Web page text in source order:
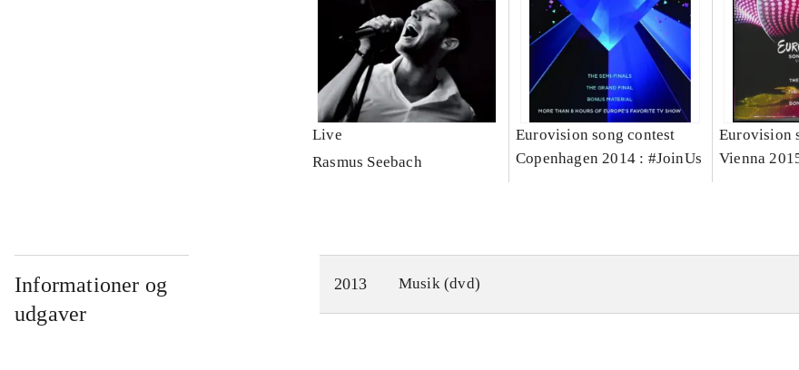
Live
Rasmus Seebach
Eurovision song contest
Copenhagen 2014 : #JoinUs
Eurovision
Vienna
Informationer og
udgaver
2013 Musik (dvd)